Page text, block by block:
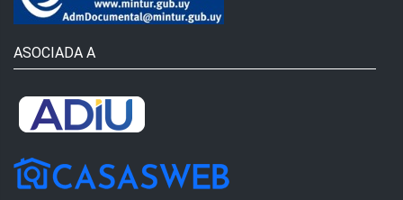
ASOCIADA A